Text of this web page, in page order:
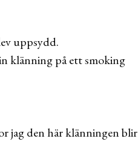
uppsydd.
klänning på ett smoking
jag den här klänningen blir